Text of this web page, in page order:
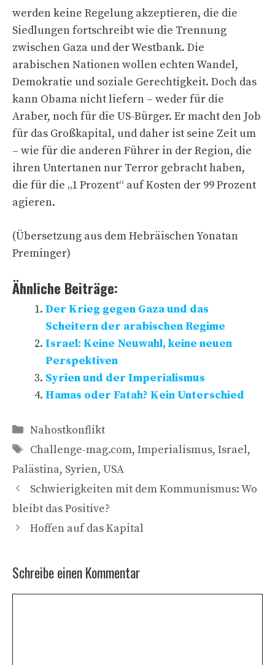
werden keine Regelung akzeptieren, die die
Siedlungen fortschreibt wie die Trennung
zwischen Gaza und der Westbank. Die
arabischen Nationen wollen echten Wandel,
Demokratie und soziale Gerechtigkeit. Doch das
kann Obama nicht liefern – weder für die
Araber, noch für die US-Bürger. Er macht den Job
für das Großkapital, und daher ist seine Zeit um
– wie für die anderen Führer in der Region, die
ihren Untertanen nur Terror gebracht haben,
die für die „1 Prozent“ auf Kosten der 99 Prozent
agieren.
(Übersetzung aus dem Hebräischen Yonatan
Preminger)
Ähnliche Beiträge:
Der Krieg gegen Gaza und das
Scheitern der arabischen Regime
Israel: Keine Neuwahl, keine neuen
Perspektiven
Syrien und der Imperialismus
Hamas oder Fatah? Kein Unterschied
Kategorien
Nahostkonflikt
Schlagwörter
Challenge-mag.com, Imperialismus, Israel,
Palästina, Syrien, USA
Schwierigkeiten mit dem Kommunismus: Wo
bleibt das Positive?
Hoffen auf das Kapital
Schreibe einen Kommentar